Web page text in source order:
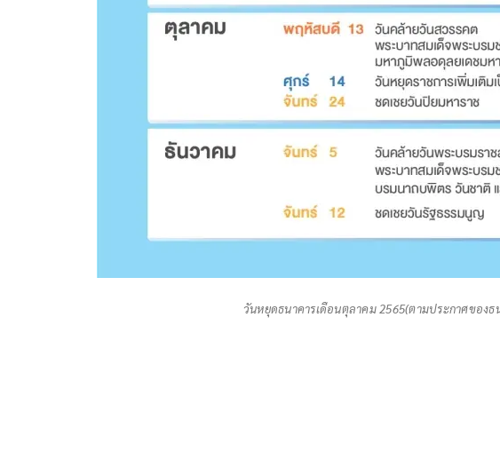
วันหยุดธนาคารเดือนตุลาคม 2565(ตามประกาศของธ